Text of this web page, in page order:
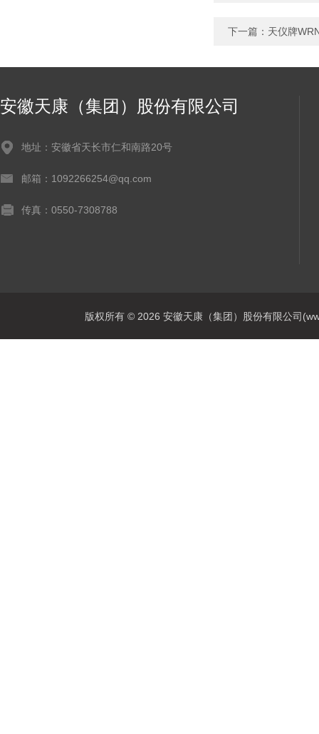
下一篇： 天仪牌
安徽天康（集团）股份有限公司
地址：安徽省天长市仁和南路20号
邮箱：1092266254@qq.com
传真：0550-7308788
版权所有 © 2026 安徽天康（集团）股份有限公司